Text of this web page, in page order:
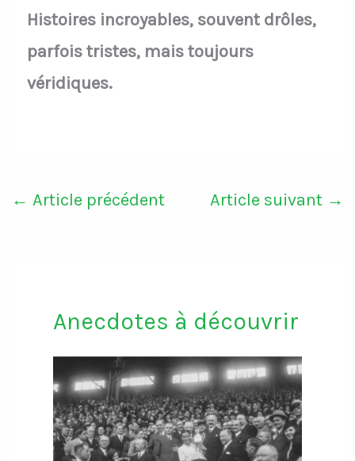
Histoires incroyables, souvent drôles,
parfois tristes, mais toujours
véridiques.
← Article précédent Article suivant →
Anecdotes à découvrir